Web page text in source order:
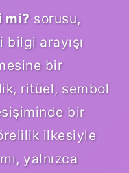
mi? sorusu,
arayışı
bir
ritüel, sembol
bir
ilkesiyle
yalnızca